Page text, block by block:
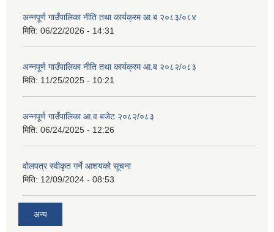
अन्नपूर्ण गाउँपालिका नीति तथा कार्यक्रम आ.ब २०८३/०८४
मिति: 06/22/2026 - 14:31
अन्नपूर्ण गाउँपालिका नीति तथा कार्यक्रम आ.ब २०८२/०८३
मिति: 11/25/2025 - 10:21
अन्नपूर्ण गाउँपालिका आ.व बजेट २०८२/०८३
मिति: 06/24/2025 - 12:26
वोलपत्र स्वीकृत गर्ने आशयको सूचना
मिति: 12/09/2024 - 08:53
अन्य